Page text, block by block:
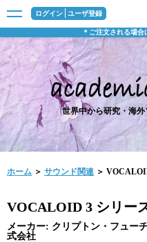
ログイン ユーザ登録
＊ご注文される場合
世界中から研究・海
ホーム ＞ サウンド関連 ＞
VOCALOID 3 シリー
メーカー: クリプトン・フュー
式会社